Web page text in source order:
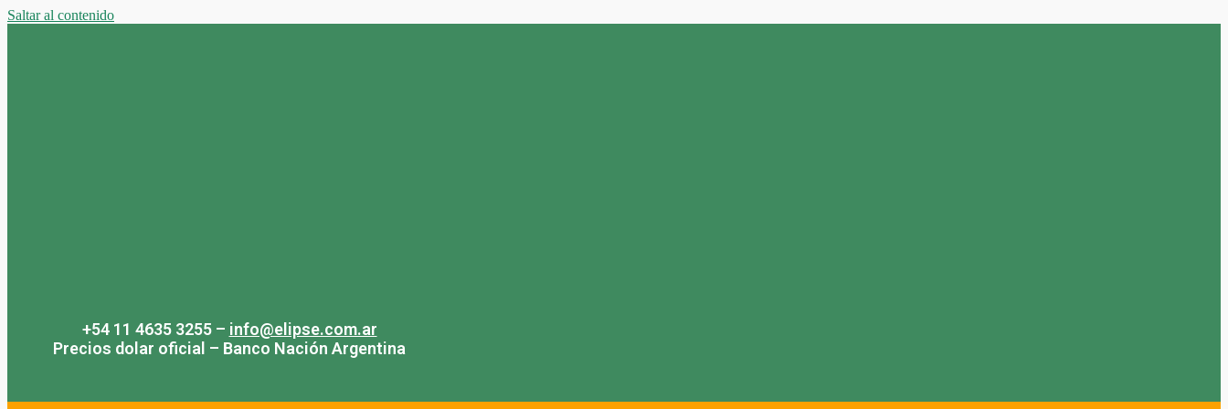
Saltar al contenido
+54 11 4635 3255 – info@elipse.com.ar
Precios dolar oficial – Banco Nación Argentina